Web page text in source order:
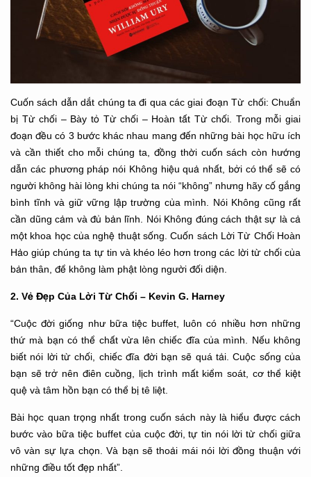
Cuốn sách dẫn dắt chúng ta đi qua các giai đoạn Từ chối: Chuẩn
bị Từ chối – Bày tỏ Từ chối – Hoàn tất Từ chối. Trong mỗi giai
đoạn đều có 3 bước khác nhau mang đến những bài học hữu ích
và cần thiết cho mỗi chúng ta, đồng thời cuốn sách còn hướng
dẫn các phương pháp nói Không hiệu quả nhất, bởi có thể sẽ có
người không hài lòng khi chúng ta nói “không” nhưng hãy cố gắng
bình tĩnh và giữ vững lập trường của mình. Nói Không cũng rất
cần dũng cảm và đủ bản lĩnh. Nói Không đúng cách thật sự là cả
một khoa học của nghệ thuật sống. Cuốn sách Lời Từ Chối Hoàn
Hảo giúp chúng ta tự tin và khéo léo hơn trong các lời từ chối của
bản thân, để không làm phật lòng người đối diện.
2. Vẻ Đẹp Của Lời Từ Chối – Kevin G. Harney
“Cuộc đời giống như bữa tiệc buffet, luôn có nhiều hơn những
thứ mà bạn có thể chất vừa lên chiếc đĩa của mình. Nếu không
biết nói lời từ chối, chiếc đĩa đời bạn sẽ quá tải. Cuộc sống của
bạn sẽ trở nên điên cuồng, lịch trình mất kiểm soát, cơ thể kiệt
quệ và tâm hồn bạn có thể bị tê liệt.
Bài học quan trọng nhất trong cuốn sách này là hiểu được cách
bước vào bữa tiệc buffet của cuộc đời, tự tin nói lời từ chối giữa
vô vàn sự lựa chọn. Và bạn sẽ thoải mái nói lời đồng thuận với
những điều tốt đẹp nhất”.